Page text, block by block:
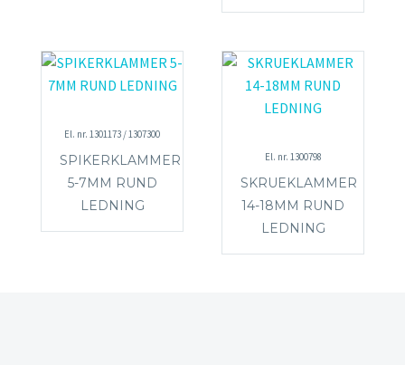
El. nr. 1301173 / 1307300
SPIKERKLAMMER
5-7MM RUND
LEDNING
El. nr. 1300798
SKRUEKLAMMER
14-18MM RUND
LEDNING